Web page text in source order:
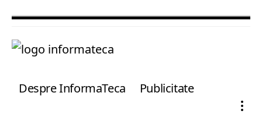
Despre InformaTeca Publicitate